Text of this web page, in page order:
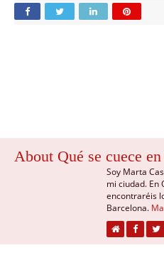
About Qué se cuece
Soy Marta
mi ciudad. En
encontraréis
Barcelona.